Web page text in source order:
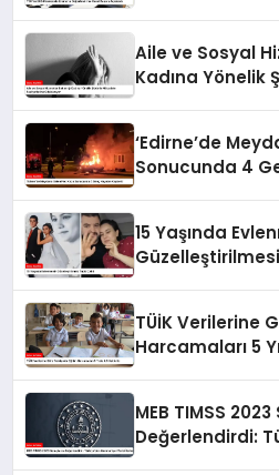
Aile ve Sosyal
Kadına Yönelik
‘Edirne’de
Sonucunda 4
15 Yaşında
TÜİK Verilerine
Harcamaları 5
MEB TIMSS 2023
Değerlendirdi: